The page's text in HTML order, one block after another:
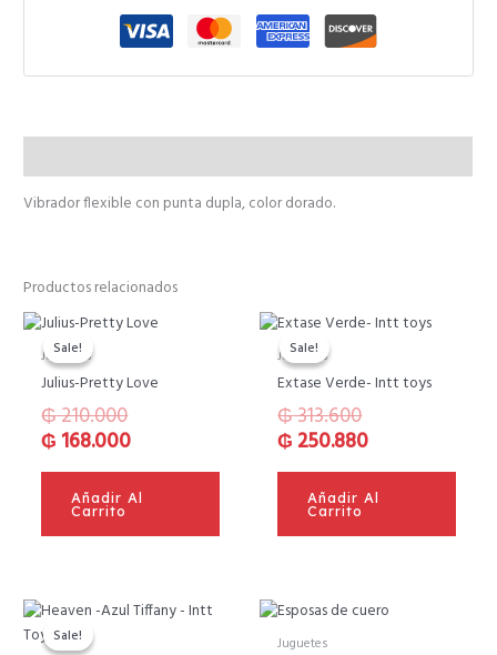
Vibrador flexible con punta dupla, color dorado.
Productos relacionados
Sale!
Sale!
Juguetes
Julius-Pretty Love
₲210.000
El
original
₲ 210.000.
₲ 168.000
El
actual
Añadir Al
Carrito
Sale!
Sale!
Juguetes
Extase Verde- Intt toys
₲313.600
El
original
₲ 313.600.
₲ 250.880
El
actual
Añadir Al
Carrito
Sale!
Sale!
El
El
Juguetes